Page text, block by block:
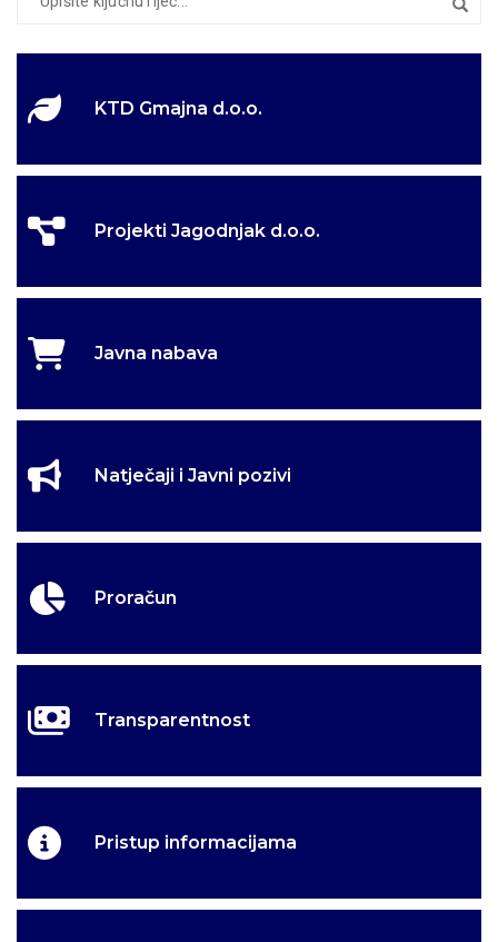
KTD Gmajna d.o.o.
Projekti Jagodnjak d.o.o.
Javna nabava
Natječaji i Javni pozivi
Proračun
Transparentnost
Pristup informacijama